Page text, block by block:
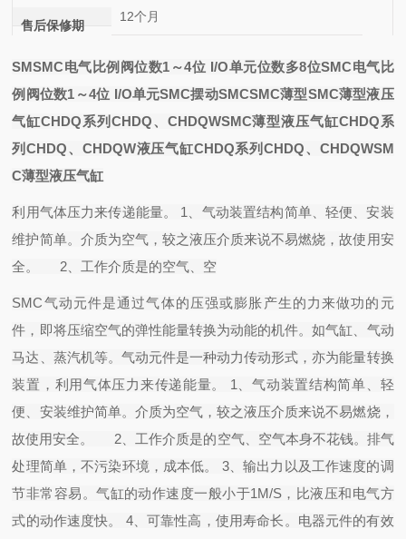
售后保修期
12个月
SMSMC电气比例阀位数1～4位 I/O单元位数多8位SMC电气比
例阀位数1～4位 I/O单元SMC摆动SMCSMC薄型SMC薄型液压
气缸CHDQ系列CHDQ、CHDQWSMC薄型液压气缸CHDQ系
列CHDQ、CHDQW液压气缸CHDQ系列CHDQ、CHDQWSM
C薄型液压气缸
利用气体压力来传递能量。 1、气动装置结构简单、轻便、安装
维护简单。介质为空气，较之液压介质来说不易燃烧，故使用安
全。 2、工作介质是的空气、空
SMC气动元件是通过气体的压强或膨胀产生的力来做功的元
件，即将压缩空气的弹性能量转换为动能的机件。如气缸、气动
马达、蒸汽机等。气动元件是一种动力传动形式，亦为能量转换
装置，利用气体压力来传递能量。 1、气动装置结构简单、轻
便、安装维护简单。介质为空气，较之液压介质来说不易燃烧，
故使用安全。 2、工作介质是的空气、空气本身不花钱。排气
处理简单，不污染环境，成本低。 3、输出力以及工作速度的调
节非常容易。气缸的动作速度一般小于1M/S，比液压和电气方
式的动作速度快。 4、可靠性高，使用寿命长。电器元件的有效